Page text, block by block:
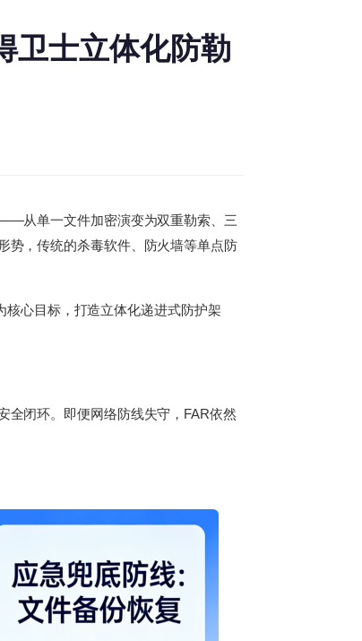
卫士立体化防勒
从单一文件加密演变为双重勒索、三
，传统的杀毒软件、防火墙等单点防
核心目标，打造立体化递进式防护架
全闭环。即便网络防线失守，FAR依然